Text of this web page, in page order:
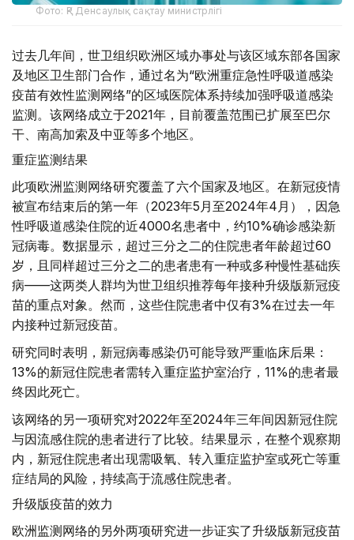
Фото: ҚР Денсаулық сақтау министрлігі
过去几年间，世卫组织欧洲区域办事处与该区域东部各国家
及地区卫生部门合作，通过名为“欧洲重症急性呼吸道感染
疫苗有效性监测网络”的区域医院体系持续加强呼吸道感染
监测。该网络成立于2021年，目前覆盖范围已扩展至巴尔
干、南高加索及中亚等多个地区。
重症监测结果
此项欧洲监测网络研究覆盖了六个国家及地区。在新冠疫情
被宣布结束后的第一年（2023年5月至2024年4月），因急
性呼吸道感染住院的近4000名患者中，约10%确诊感染新
冠病毒。数据显示，超过三分之二的住院患者年龄超过60
岁，且同样超过三分之二的患者患有一种或多种慢性基础疾
病——这两类人群均为世卫组织推荐每年接种升级版新冠疫
苗的重点对象。然而，这些住院患者中仅有3%在过去一年
内接种过新冠疫苗。
研究同时表明，新冠病毒感染仍可能导致严重临床后果：
13%的新冠住院患者需转入重症监护室治疗，11%的患者最
终因此死亡。
该网络的另一项研究对2022年至2024年三年间因新冠住院
与因流感住院的患者进行了比较。结果显示，在整个观察期
内，新冠住院患者出现需吸氧、转入重症监护室或死亡等重
症结局的风险，持续高于流感住院患者。
升级版疫苗的效力
欧洲监测网络的另外两项研究进一步证实了升级版新冠疫苗